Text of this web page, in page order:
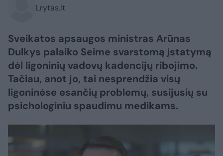
Lrytas.lt
Sveikatos apsaugos ministras Arūnas
Dulkys palaiko Seime svarstomą įstatymą
dėl ligoninių vadovų kadencijų ribojimo.
Tačiau, anot jo, tai nesprendžia visų
ligoninėse esančių problemų, susijusių su
psichologiniu spaudimu medikams.